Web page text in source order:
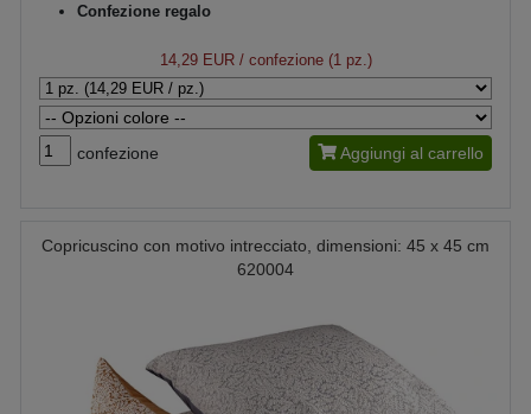
Confezione regalo
14,29 EUR/ confezione (1 pz.)
confezione Aggiungi al carrello
Copricuscino con motivo intrecciato, dimensioni: 45 x 45 cm
620004